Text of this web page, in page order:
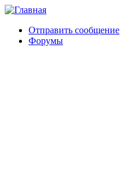
Отправить сообщение
Форумы